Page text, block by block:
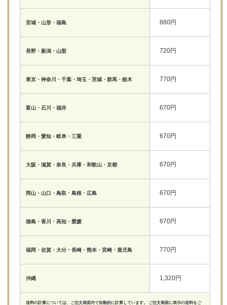
宮城・山形・福島 880円
長野・新潟・山梨 720円
東京・神奈川・千葉・埼玉・茨城・群馬・栃木 770円
富山・石川・福井 670円
静岡・愛知・岐阜・三重 670円
大阪・滋賀・奈良・兵庫・和歌山・京都 670円
岡山・山口・鳥取・島根・広島 670円
徳島・香川・高知・愛媛 670円
福岡・佐賀・大分・長崎・熊本・宮崎・鹿児島 770円
沖縄 1,320円
送料の計算については、ご注文画面内で自動的に計算しています。 ご注文画面に表示の送料をご